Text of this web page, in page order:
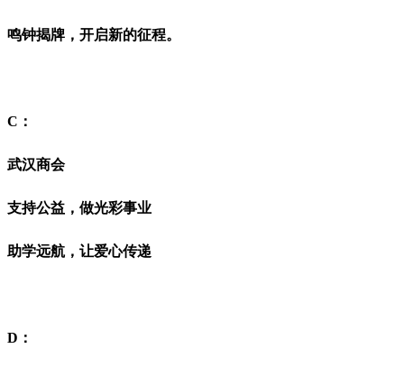
鸣钟揭牌，开启新的征程。
C：
武汉商会
支持公益，做光彩事业
助学远航，让爱心传递
D：